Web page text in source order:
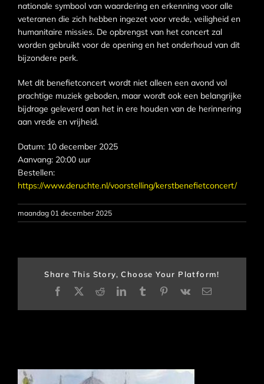
nationale symbool van waardering en erkenning voor alle
veteranen die zich hebben ingezet voor vrede, veiligheid en
humanitaire missies. De opbrengst van het concert zal
worden gebruikt voor de opening en het onderhoud van dit
bijzondere perk.
Met dit benefietconcert wordt niet alleen een avond vol
prachtige muziek geboden, maar wordt ook een belangrijke
bijdrage geleverd aan het in ere houden van de herinnering
aan vrede en vrijheid.
Datum: 10 december 2025
Aanvang: 20:00 uur
Bestellen:
https://www.deruchte.nl/voorstelling/kerstbenefietconcert/
maandag 01 december 2025
Share This Story, Choose Your Platform!
Facebook
X RedditLinkedInTumblrPinterest
Vk
E-